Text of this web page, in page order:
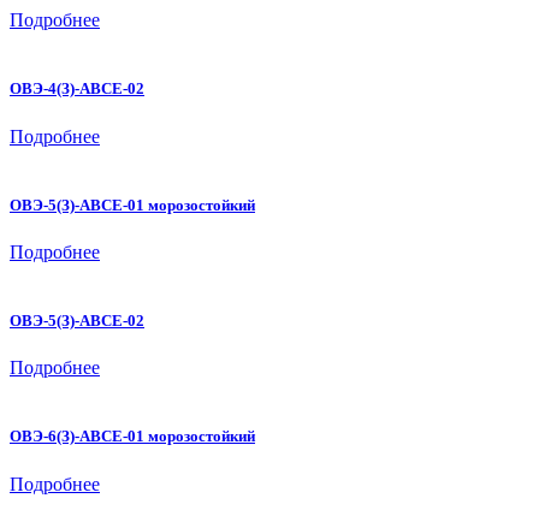
Подробнее
ОВЭ-4(З)-АВСЕ-02
Подробнее
ОВЭ-5(З)-АВСЕ-01 морозостойкий
Подробнее
ОВЭ-5(З)-АВСЕ-02
Подробнее
ОВЭ-6(З)-АВСЕ-01 морозостойкий
Подробнее